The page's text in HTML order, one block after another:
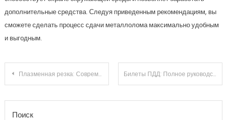
дополнительные средства. Следуя приведенным рекомендациям, вы
сможете сделать процесс сдачи металлолома максимально удобным
и выгодным.
Навигация
Плазменная резка: Современные технологии в обработке металлов Билеты ПДД: Полное руководство
Поиск